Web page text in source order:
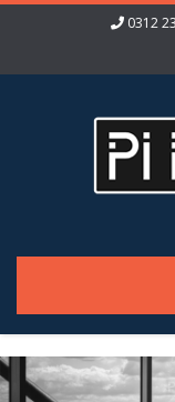
0312